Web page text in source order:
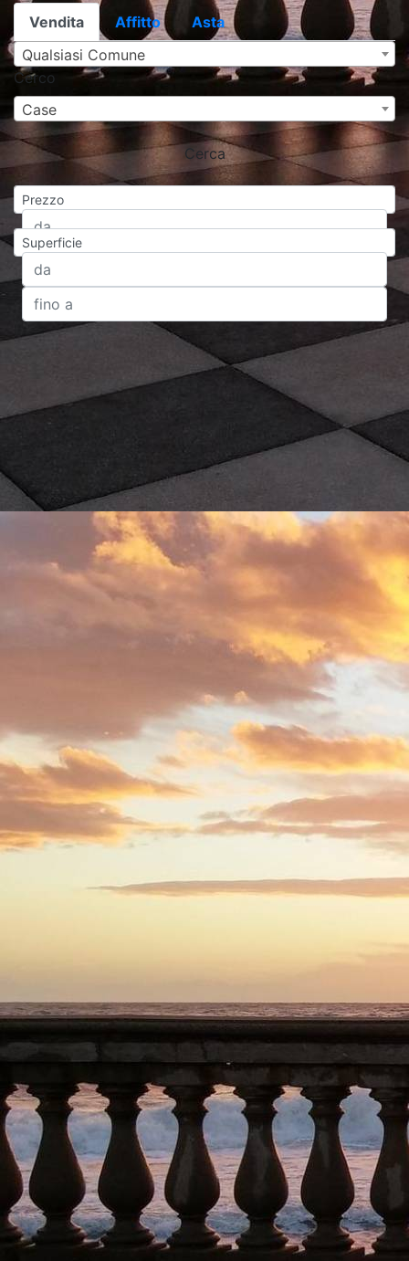
Vendita Affitto
Asta
Qualsiasi Comune
Cerco
Case
Cerca
Prezzo
Superficie